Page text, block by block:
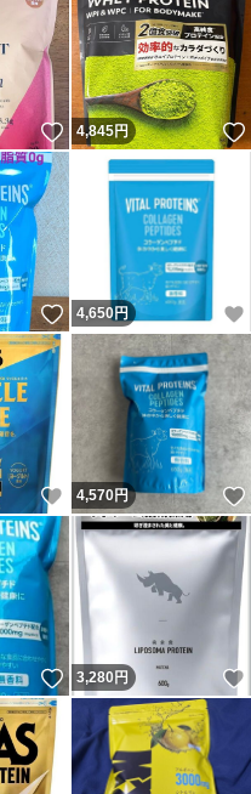
いいね！
4,845円
いいね！
4,650円
いいね！
4,570円
いいね！
3,280 円